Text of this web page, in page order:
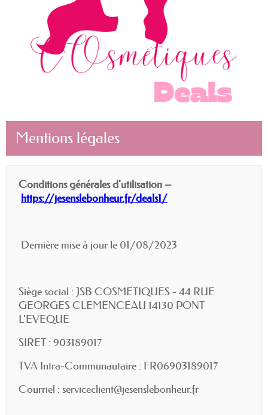
Mentions légales
Conditions générales d'utilisation –
https://jesenslebonheur.fr/deals1/
Dernière mise à jour le 01/08/2023
Siège social : JSB COSMETIQUES - 44 RUE
GEORGES CLEMENCEAU 14130 PONT
L'EVEQUE
SIRET : 903189017
TVA Intra-Communautaire : FR06903189017
Courriel : serviceclient@jesenslebonheur.fr